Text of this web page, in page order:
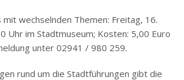
mit wechselnden Themen: Freitag, 16.
Uhr im Stadtmuseum; Kosten: 5,00 Euro
unter 02941 / 980 259.
rund um die Stadtführungen gibt die